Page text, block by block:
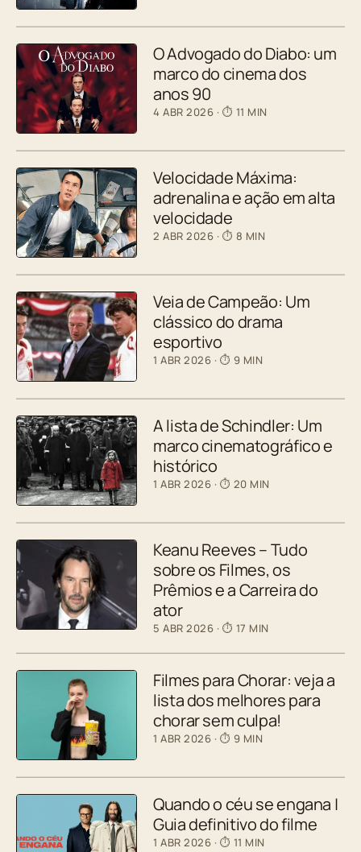
O Advogado do Diabo: um
marco do cinema dos
anos 90
4 ABR 2026 · ⏱ 11 MIN
Velocidade Máxima:
adrenalina e ação em alta
velocidade
2 ABR 2026 · ⏱ 8 MIN
Veia de Campeão: Um
clássico do drama
esportivo
1 ABR 2026 · ⏱ 9 MIN
A lista de Schindler: Um
marco cinematográfico e
histórico
1 ABR 2026 · ⏱ 20 MIN
Keanu Reeves – Tudo
sobre os Filmes, os
Prêmios e a Carreira do
ator
5 ABR 2026 · ⏱ 17 MIN
Filmes para Chorar: veja a
lista dos melhores para
chorar sem culpa!
1 ABR 2026 · ⏱ 9 MIN
Quando o céu se engana |
Guia definitivo do filme
1 ABR 2026 · ⏱ 11 MIN